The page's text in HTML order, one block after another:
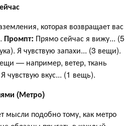
которая возвращает вас
Промпт: Прямо сейчас я вижу... (5
Я чувствую запахи... (3 вещи).
— например, ветер, ткань
чувствую вкус... (1 вещь).
(Метро)
мысли подобно тому, как метро